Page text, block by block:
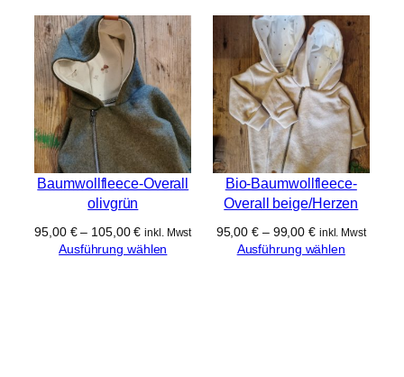
Baumwollfleece-Overall
olivgrün
95,00 €– 105,00€ inkl. Mwst
Ausführung wählen
Bio-Baumwollfleece-
Overall beige/Herzen
95,00€– 99,00€ inkl. Mwst
Ausführung wählen